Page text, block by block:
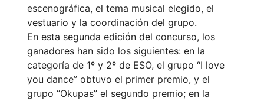
escenográfica, el tema musical elegido, el
vestuario y la coordinación del grupo.
En esta segunda edición del concurso, los
ganadores han sido los siguientes: en la
categoría de 1º y 2º de ESO, el grupo “I love
you dance” obtuvo el primer premio, y el
grupo “Okupas” el segundo premio; en la